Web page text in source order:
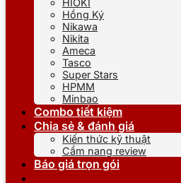
HIOKI
Hồng Ký
Nikawa
Nikita
Ameca
Tasco
Super Stars
HPMM
Minbao
Combo tiết kiệm
Chia sẻ & đánh giá
Kiến thức kỹ thuật
Cẩm nang review
Báo giá trọn gói